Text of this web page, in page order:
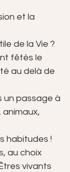
et la
de la Vie ?
fêtés le
au delà de
un passage à
habitudes !
au choix
vivants